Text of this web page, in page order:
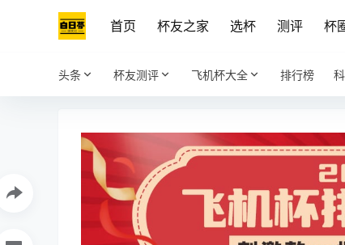
首页 杯友之家 选杯 测评 杯
头条 杯友测评 飞机杯大全 排行榜